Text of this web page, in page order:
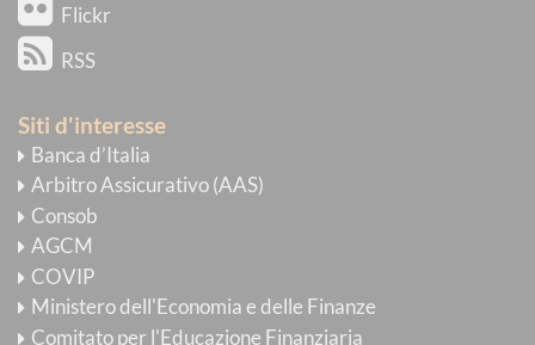
Flickr
RSS
Siti d'interesse
Banca d’Italia
Arbitro Assicurativo (AAS)
Consob
AGCM
COVIP
Ministero dell'Economia e delle Finanze
Comitato per l'Educazione Finanziaria